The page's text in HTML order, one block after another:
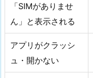
「SIMがありませ
ん」と表示される
アプリがクラッシ
ュ・開かない